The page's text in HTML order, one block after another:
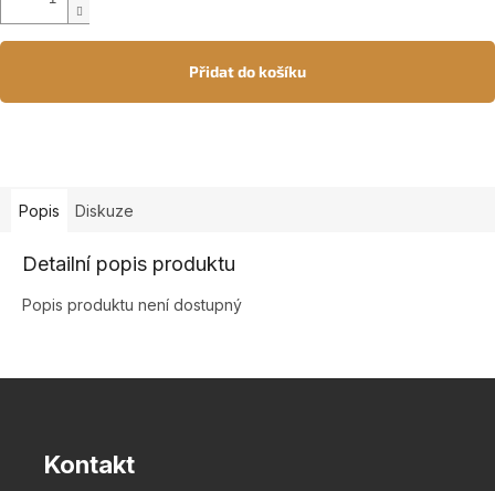
Přidat do košíku
Popis Diskuze
Detailní popis produktu
Popis produktu není dostupný
Kontakt